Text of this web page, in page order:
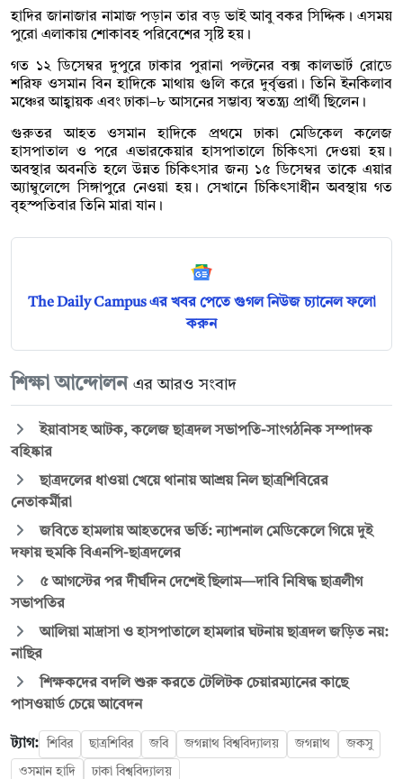
হাদির জানাজার নামাজ পড়ান তার বড় ভাই আবু বকর সিদ্দিক। এসময়
পুরো এলাকায় শোকাবহ পরিবেশের সৃষ্টি হয়।
গত ১২ ডিসেম্বর দুপুরে ঢাকার পুরানা পল্টনের বক্স কালভার্ট রোডে
শরিফ ওসমান বিন হাদিকে মাথায় গুলি করে দুর্বৃত্তরা। তিনি ইনকিলাব
মঞ্চের আহ্বায়ক এবং ঢাকা–৮ আসনের সম্ভাব্য স্বতন্ত্র্য প্রার্থী ছিলেন।
গুরুতর আহত ওসমান হাদিকে প্রথমে ঢাকা মেডিকেল কলেজ
হাসপাতাল ও পরে এভারকেয়ার হাসপাতালে চিকিৎসা দেওয়া হয়।
অবস্থার অবনতি হলে উন্নত চিকিৎসার জন্য ১৫ ডিসেম্বর তাকে এয়ার
অ্যাম্বুলেন্সে সিঙ্গাপুরে নেওয়া হয়। সেখানে চিকিৎসাধীন অবস্থায় গত
বৃহস্পতিবার তিনি মারা যান।
The Daily Campus এর খবর পেতে গুগল নিউজ চ্যানেল ফলো
করুন
শিক্ষা আন্দোলন এর আরও সংবাদ
ইয়াবাসহ আটক, কলেজ ছাত্রদল সভাপতি-সাংগঠনিক সম্পাদক
বহিষ্কার
ছাত্রদলের ধাওয়া খেয়ে থানায় আশ্রয় নিল ছাত্রশিবিরের
নেতাকর্মীরা
জবিতে হামলায় আহতদের ভর্তি: ন্যাশনাল মেডিকেলে গিয়ে দুই
দফায় হুমকি বিএনপি-ছাত্রদলের
৫ আগস্টের পর দীর্ঘদিন দেশেই ছিলাম—দাবি নিষিদ্ধ ছাত্রলীগ
সভাপতির
আলিয়া মাদ্রাসা ও হাসপাতালে হামলার ঘটনায় ছাত্রদল জড়িত নয়:
নাছির
শিক্ষকদের বদলি শুরু করতে টেলিটক চেয়ারম্যানের কাছে
পাসওয়ার্ড চেয়ে আবেদন
ট্যাগ: শিবির ছাত্রশিবির জবি জগন্নাথ বিশ্ববিদ্যালয় জগন্নাথ জকসু
ওসমান হাদি ঢাকা বিশ্ববিদ্যালয়